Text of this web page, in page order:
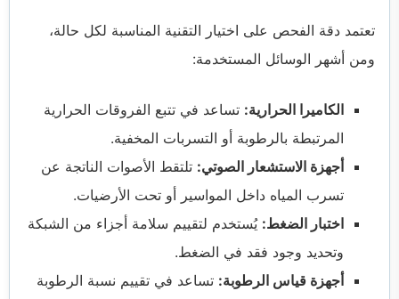
تعتمد دقة الفحص على اختيار التقنية المناسبة لكل حالة،
ومن أشهر الوسائل المستخدمة:
الكاميرا الحرارية: تساعد في تتبع الفروقات الحرارية
المرتبطة بالرطوبة أو التسربات المخفية.
أجهزة الاستشعار الصوتي: تلتقط الأصوات الناتجة عن
تسرب المياه داخل المواسير أو تحت الأرضيات.
اختبار الضغط: يُستخدم لتقييم سلامة أجزاء من الشبكة
وتحديد وجود فقد في الضغط.
أجهزة قياس الرطوبة: تساعد في تقييم نسبة الرطوبة